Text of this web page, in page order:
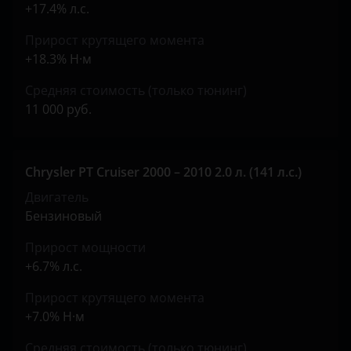
Peugeot
Renault
Seat
SsangYong
+17.4% л.с.
+18.3% Н·м
11 000 руб.
Chrysler PT Cruiser 2000 – 2010 2.0 л. (141 л.с.)
Бензиновый
+6.7% л.с.
+7.0% Н·м